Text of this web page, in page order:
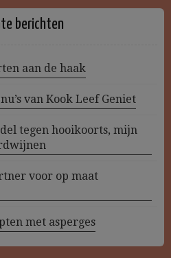
berichten
aan de haak
van Kook Leef Geniet
tegen hooikoorts, mijn
voor op maat
met asperges